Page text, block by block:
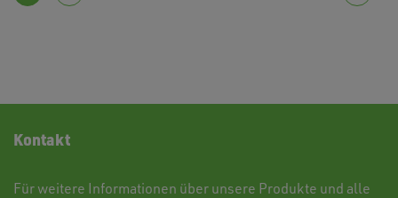
Kontakt
Für weitere Informationen über unsere Produkte und alle